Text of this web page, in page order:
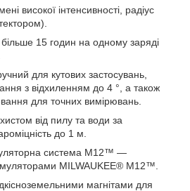
високої інтенсивності, радіус
15 годин на одному заряді
для кутових застосувань,
з відхиленням до 4 °, а також
для точних вимірювань.
від пилу та води за
до 1 м.
система M12™ —
MILWAUKEE® M12™.
магнітами для